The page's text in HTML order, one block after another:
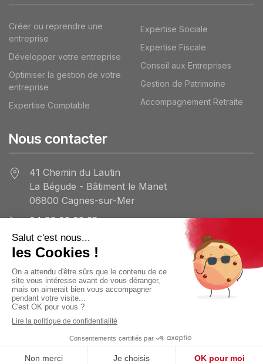
Créer ou reprendre une
entreprise
Développer votre entreprise
Optimiser la gestion de votre
entreprise
Expertise Comptable
Expertise Sociale
Expertise Fiscale
Conseil aux Entreprises
Gestion de Patrimoine
Accompagnement Retraite
Nous contacter
41 Chemin du Lautin
La Bégude - Bâtiment le Manet
06800 Cagnes-sur-Mer
04 92 02 03 33
REJOIGNEZ-NOUS
© ADSI 2023 - Mentions légales et politique de confidentialité